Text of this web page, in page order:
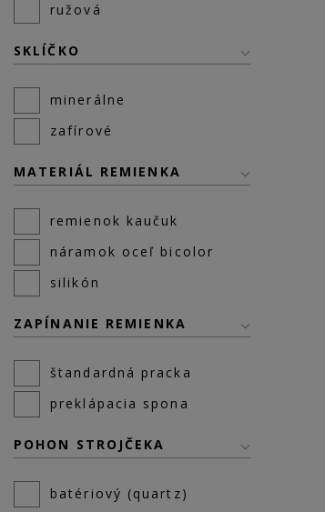
ružová
SKLÍČKO
minerálne
zafírové
MATERIÁL REMIENKA
remienok kaučuk
náramok oceľ bicolor
silikón
ZAPÍNANIE REMIENKA
štandardná pracka
preklápacia spona
POHON STROJČEKA
batériový (quartz)